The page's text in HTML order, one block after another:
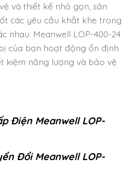
và thiết kế nhỏ gọn, sản
các yêu cầu khắt khe trong
nhau. Meanwell LOP-400-24
của bạn hoạt động ổn định
kiệm năng lượng và bảo vệ
Điện Meanwell LOP-
Đổi Meanwell LOP-